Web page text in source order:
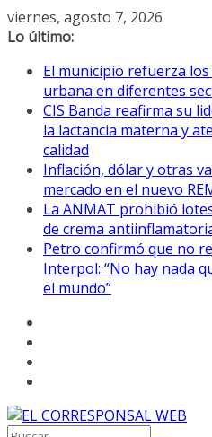
Saltar
al
viernes, agosto 7, 2026
Lo último:
El municipio refuerza
urbana en diferentes
CIS Banda reafirma su
la lactancia materna y
calidad
Inflación, dólar y otras
mercado en el nuevo
La ANMAT prohibió
de crema
Petro confirmó que no
Interpol: “No hay nada
el mundo”